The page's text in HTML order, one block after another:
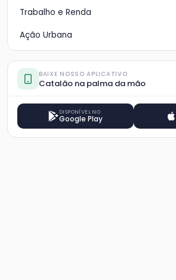
Trabalho e Renda
Ação Urbana
BAIXE NOSSO APLICATIVO
Catalão na palma da mão
DISPONÍVEL NO
Google Play